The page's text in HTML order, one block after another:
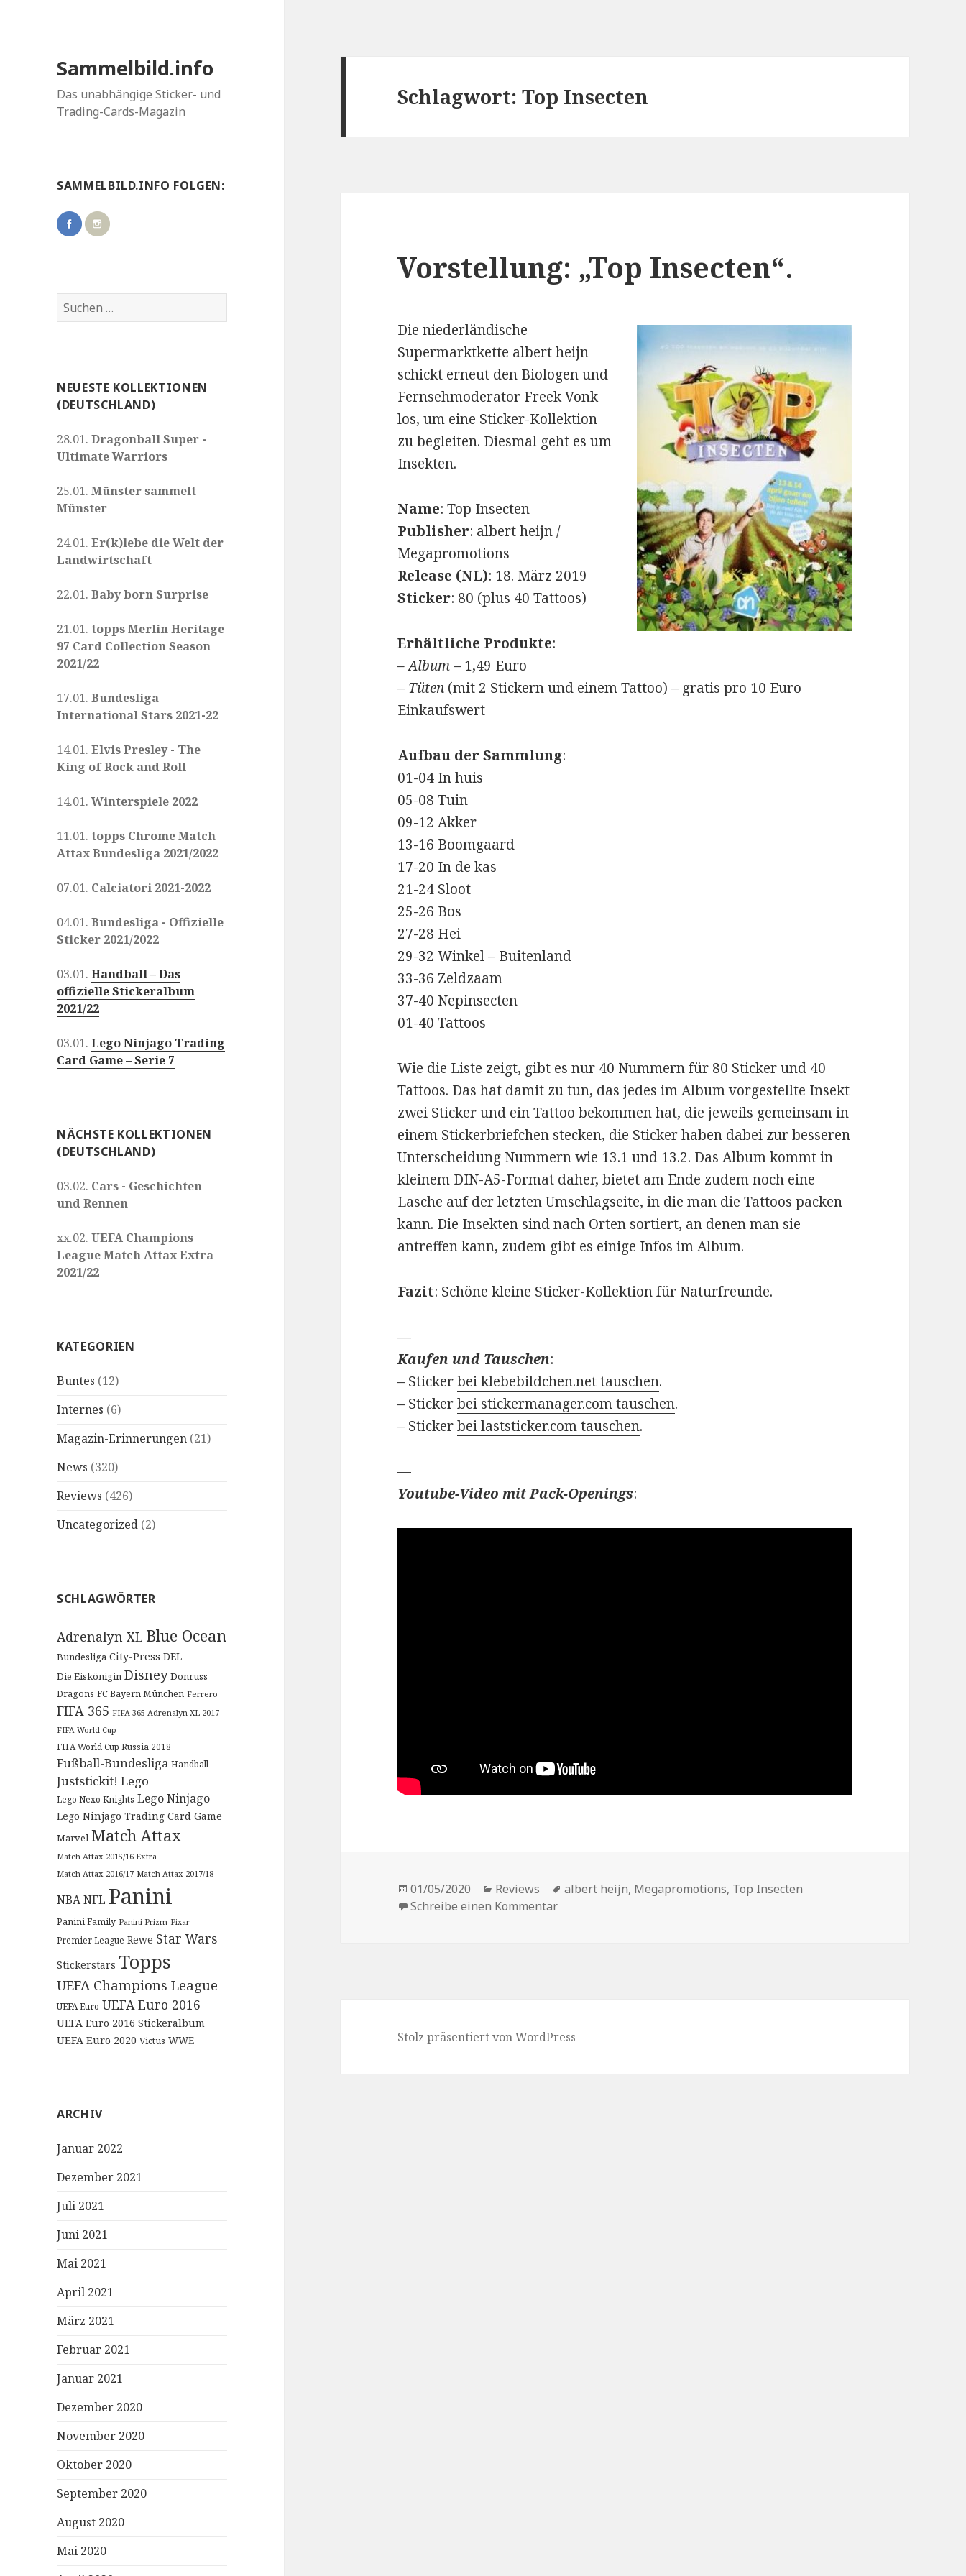
Sammelbild.info
Das unabhängige Sticker- und
Trading-Cards-Magazin
SAMMELBILD.INFO FOLGEN:
Suchen
nach:
NEUESTE KOLLEKTIONEN
(DEUTSCHLAND)
28.01.Dragonball Super -
Ultimate Warriors
25.01.Münster sammelt
Münster
24.01.Er(k)lebe die Welt der
Landwirtschaft
22.01.Baby born Surprise
21.01.topps Merlin Heritage
97 Card Collection Season
2021/22
17.01.Bundesliga
International Stars 2021-22
14.01.Elvis Presley - The
King of Rock and Roll
14.01.Winterspiele 2022
11.01.topps Chrome Match
Attax Bundesliga 2021/2022
07.01. Calciatori 2021-2022
04.01.Bundesliga - Offizielle
Sticker 2021/2022
03.01.Handball – Das
offizielle Stickeralbum
2021/22
03.01.Lego Ninjago Trading
Card Game – Serie 7
NÄCHSTE KOLLEKTIONEN
(DEUTSCHLAND)
03.02. Cars - Geschichten
und Rennen
xx.02.UEFA Champions
League Match Attax Extra
2021/22
KATEGORIEN
Buntes (12)
Internes (6)
Magazin-Erinnerungen (21)
News (320)
Reviews (426)
Uncategorized (2)
SCHLAGWÖRTER
Adrenalyn XL Blue Ocean
Bundesliga City-Press DEL
Die Eiskönigin Disney Donruss
Dragons FC Bayern München Ferrero
FIFA 365 FIFA 365 Adrenalyn XL 2017
FIFA World Cup
FIFA World Cup Russia 2018
Fußball-Bundesliga Handball
Juststickit! Lego
Lego Nexo Knights Lego Ninjago
Lego Ninjago Trading Card Game
Marvel Match Attax
Match Attax 2015/16 Extra
Match Attax 2016/17 Match Attax 2017/18
NBANFL Panini
Panini Family Panini Prizm Pixar
Premier League Rewe Star Wars
Stickerstars Topps
UEFA Champions League
UEFA Euro UEFA Euro 2016
UEFA Euro 2016 Stickeralbum
UEFA Euro 2020 Victus WWE
ARCHIV
Januar 2022
Dezember 2021
Juli 2021
Juni 2021
Mai 2021
April 2021
März 2021
Februar 2021
Januar 2021
Dezember 2020
November 2020
Oktober 2020
September 2020
August 2020
Mai 2020
Schlagwort:Top Insecten
Vorstellung: „Top Insecten“.
Die niederländische
Supermarktkette albert heijn
schickt erneut den Biologen und
Fernsehmoderator Freek Vonk
los, um eine Sticker-Kollektion
zu begleiten. Diesmal geht es um
Insekten.
Name: Top Insecten
Publisher: albert heijn /
Megapromotions
Release (NL): 18. März 2019
Sticker: 80 (plus 40 Tattoos)
Erhältliche Produkte:
– Album– 1,49 Euro
– Tüten (mit 2 Stickern und einem Tattoo) – gratis pro 10 Euro
Einkaufswert
Aufbau der Sammlung:
01-04 In huis
05-08 Tuin
09-12 Akker
13-16 Boomgaard
17-20 In de kas
21-24 Sloot
25-26 Bos
27-28 Hei
29-32 Winkel – Buitenland
33-36 Zeldzaam
37-40 Nepinsecten
01-40 Tattoos
Wie die Liste zeigt, gibt es nur 40 Nummern für 80 Sticker und 40
Tattoos. Das hat damit zu tun, das jedes im Album vorgestellte Insekt
zwei Sticker und ein Tattoo bekommen hat, die jeweils gemeinsam in
einem Stickerbriefchen stecken, die Sticker haben dabei zur besseren
Unterscheidung Nummern wie 13.1 und 13.2. Das Album kommt in
kleinem DIN-A5-Format daher, bietet am Ende zudem noch eine
Lasche auf der letzten Umschlagseite, in die man die Tattoos packen
kann. Die Insekten sind nach Orten sortiert, an denen man sie
antreffen kann, zudem gibt es einige Infos im Album.
Fazit: Schöne kleine Sticker-Kollektion für Naturfreunde.
—
Kaufen und Tauschen:
– Stickerbei klebebildchen.net tauschen.
– Stickerbei stickermanager.com tauschen.
– Stickerbei laststicker.com tauschen.
—
Youtube-Video mit Pack-Openings:
Veröffentlicht
am
01/05/2020 Kategorien
Reviews Schlagwörter
albert heijn, Megapromotions, Top Insecten
Schreibe einen Kommentarzu Vorstellung: „Top Insecten“.
Stolz präsentiert von WordPress